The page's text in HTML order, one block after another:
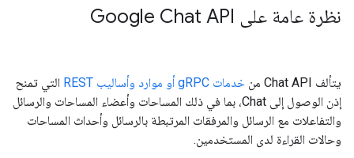
نظرة عامة على Google Chat API
يتألف Chat API من خدمات gRPC أو موارد وأساليب REST
التي تمنح
إذن الوصول إلى Chat، بما في ذلك المساحات وأعضاء المساحات والرسائل
والتفاعلات مع الرسائل والمرفقات المرتبطة بالرسائل وأحداث المساحات
وحالات القراءة لدى المستخدمين.